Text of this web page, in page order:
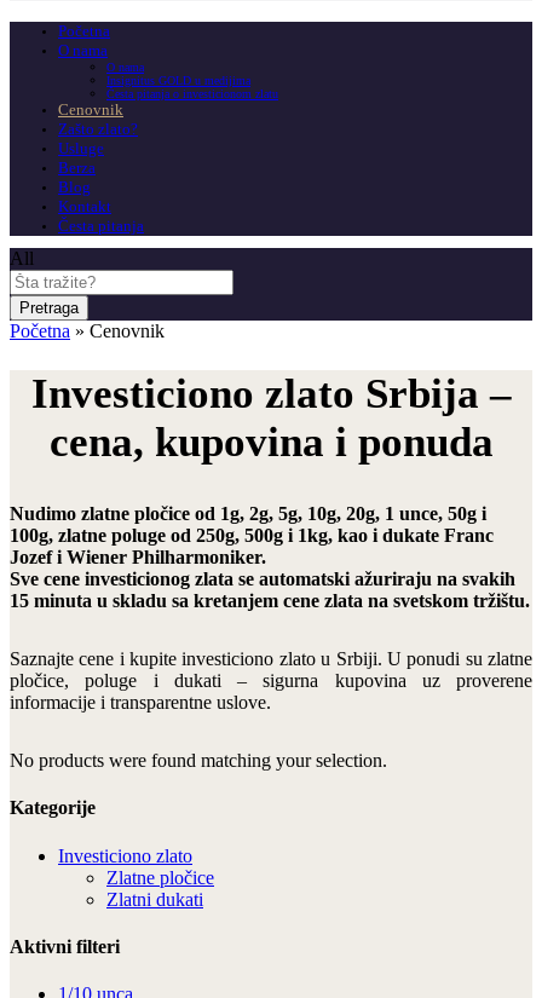
Početna
O nama
O nama
Insignitus GOLD u medijima
Česta pitanja o investicionom zlatu
Cenovnik
Zašto zlato?
Usluge
Berza
Blog
Kontakt
Česta pitanja
All
Pretraga
Početna » Cenovnik
Investiciono zlato Srbija –
cena, kupovina i ponuda
Nudimo zlatne pločice od 1g, 2g, 5g, 10g, 20g, 1 unce, 50g i
100g, zlatne poluge od 250g, 500g i 1kg, kao i dukate Franc
Jozef i Wiener Philharmoniker.
Sve cene investicionog zlata se automatski ažuriraju na svakih
15 minuta u skladu sa kretanjem cene zlata na svetskom tržištu.
Saznajte cene i kupite investiciono zlato u Srbiji. U ponudi su zlatne
pločice, poluge i dukati – sigurna kupovina uz proverene
informacije i transparentne uslove.
No products were found matching your selection.
Kategorije
Investiciono zlato
Zlatne pločice
Zlatni dukati
Aktivni filteri